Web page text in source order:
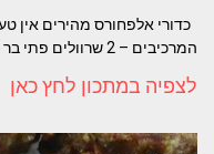
כדורי אלפחורס מהירים אין
המרכיבים – 2 שרוולים פתי בר לטחון דק. אריזה שמנת מתוקה 4
לצפיה במתכון לחץ כאן